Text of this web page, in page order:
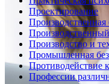
Проектирование
Производственная
Производство и
Промышленная
Противодействие
Профессии